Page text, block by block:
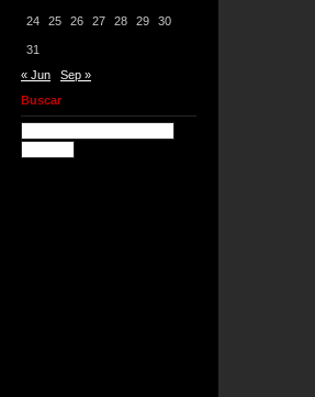
24 25 26 27 28 29 30
31
« Jun
Sep »
Buscar